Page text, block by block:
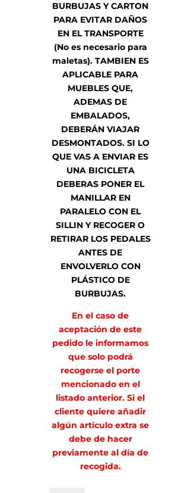
BURBUJAS Y CARTON
PARA EVITAR DAÑOS
EN EL TRANSPORTE
(No es necesario para
maletas). TAMBIEN ES
APLICABLE PARA
MUEBLES QUE,
ADEMAS DE
EMBALADOS,
DEBERÁN VIAJAR
DESMONTADOS. SI LO
QUE VAS A ENVIAR ES
UNA BICICLETA
DEBERAS PONER EL
MANILLAR EN
PARALELO CON EL
SILLIN Y RECOGER O
RETIRAR LOS PEDALES
ANTES DE
ENVOLVERLO CON
PLÁSTICO DE
BURBUJAS.
En el caso de
aceptación de este
pedido le informamos
que solo podrá
recogerse el porte
mencionado en el
listado anterior. Si el
cliente quiere añadir
algún artículo extra se
debe de hacer
previamente al día de
recogida.